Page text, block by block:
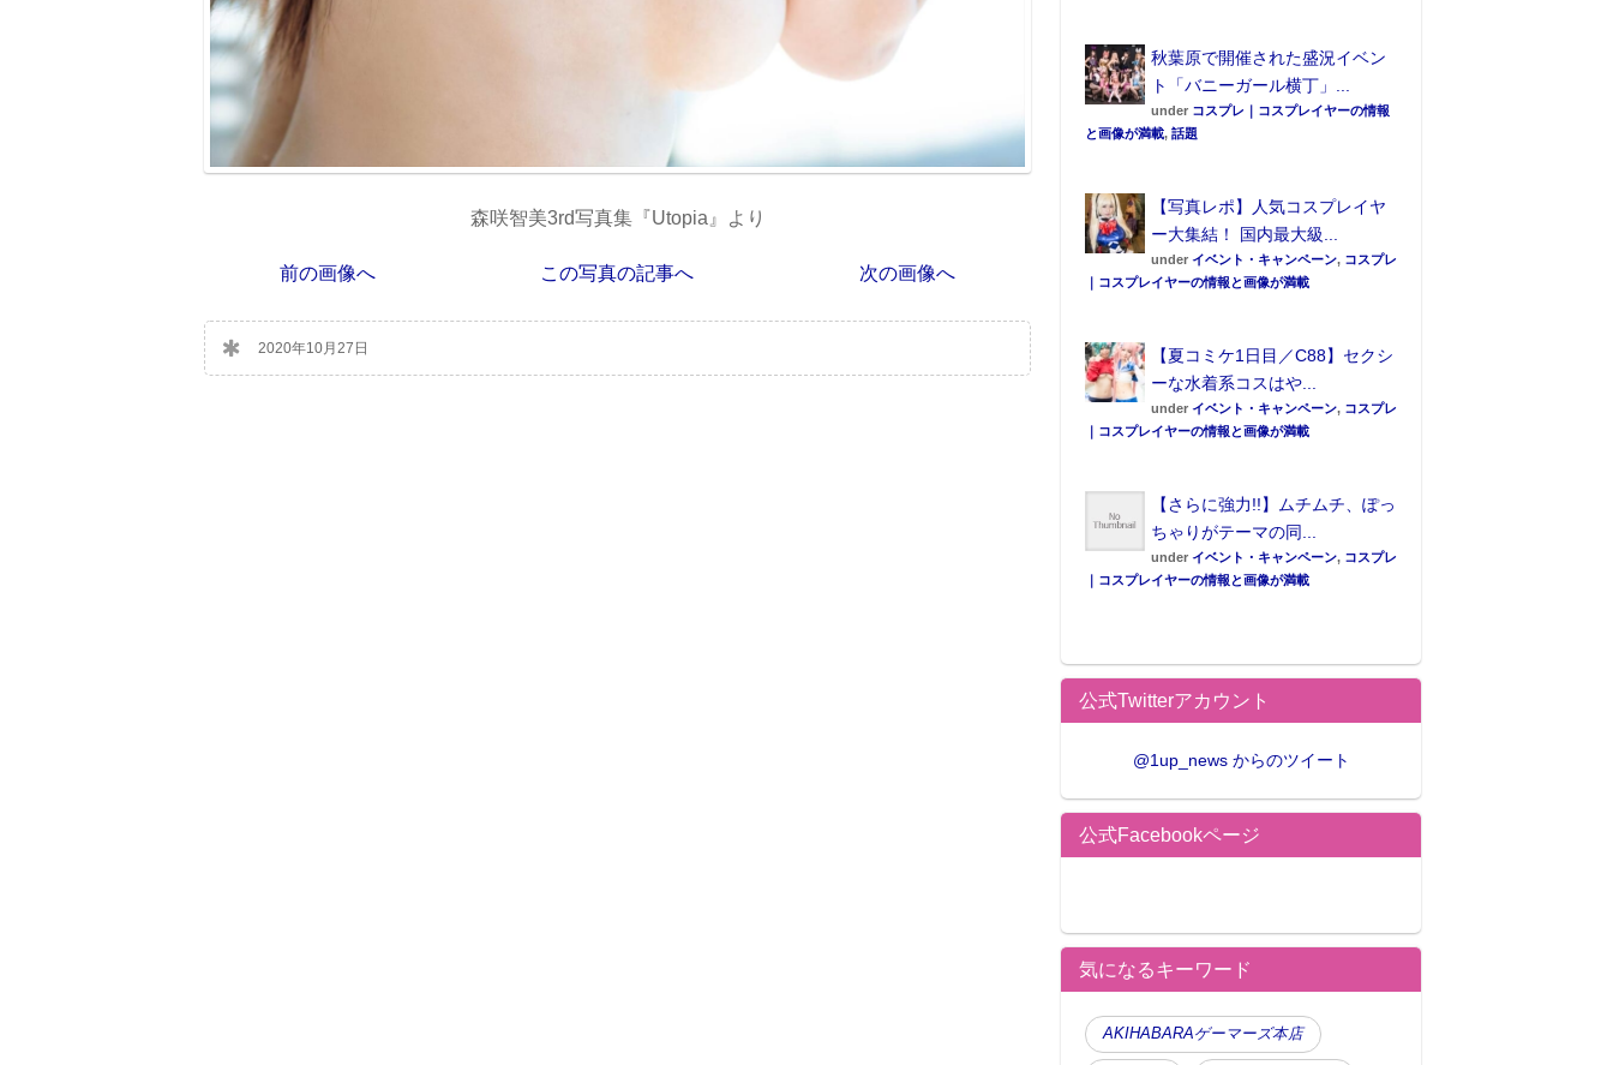
森咲智美3rd写真集『Utopia』より
前の画像へ この写真の記事へ 次の画像へ
2020年10月27日
秋葉原で開催された盛況イベン
ト「バニーガール横丁」...
under コスプレ｜コスプレイヤーの情報
と画像が満載, 話題
【写真レポ】人気コスプレイヤ
ー大集結！ 国内最大級...
under イベント・キャンペーン, コスプレ
｜コスプレイヤーの情報と画像が満載
【夏コミケ1日目／C88】セクシ
ーな水着系コスはや...
under イベント・キャンペーン, コスプレ
｜コスプレイヤーの情報と画像が満載
【さらに強力!!】ムチムチ、ぽっ
ちゃりがテーマの同...
under イベント・キャンペーン, コスプレ
｜コスプレイヤーの情報と画像が満載
公式Twitterアカウント
@1up_news からのツイート
公式Facebookページ
気になるキーワード
AKIHABARAゲーマーズ本店